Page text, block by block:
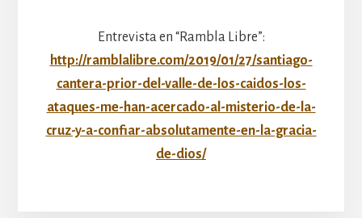
Entrevista en “Rambla Libre”:
http://ramblalibre.com/2019/01/27/santiago-
cantera-prior-del-valle-de-los-caidos-los-
ataques-me-han-acercado-al-misterio-de-la-
cruz-y-a-confiar-absolutamente-en-la-gracia-
de-dios/